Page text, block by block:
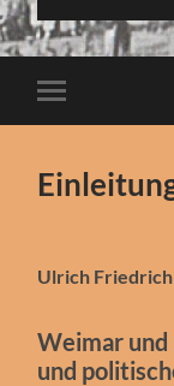
Mobile-
Menü
Ulrich
Weimar und
und